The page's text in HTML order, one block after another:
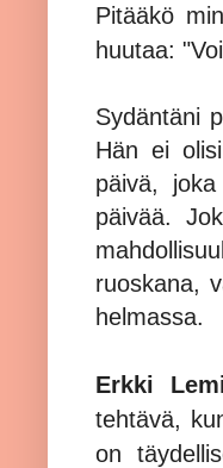
Pitääkö
huutaa:
Sydäntäni
Hän ei
päivä,
päivää.
ruoskana,
helmassa.
Erkki
tehtävä,
on